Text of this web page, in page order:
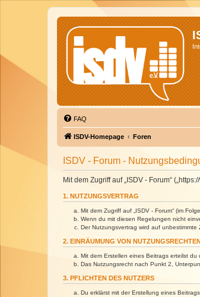
FAQ
ISDV-Homepage Foren
ISDV - Forum -
Mit dem Zugriff auf „ISDV - Forum“
1. NUTZUNGSVERTRAG
Mit dem Zugriff auf „ISDV - Forum“ (im
Wenn du mit diesen Regelungen nicht
Der Nutzungsvertrag wird auf
2. EINRÄUMUNG VON
Mit dem Erstellen eines Beitrags erteilst
Das Nutzungsrecht nach Punkt 2,
3. PFLICHTEN DES NUTZERS
Du erklärst mit der Erstellung eines